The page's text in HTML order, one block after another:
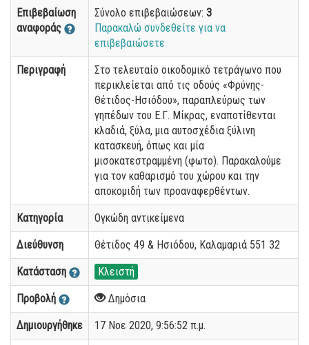
Επιβεβαίωση
αναφοράς
Σύνολο επιβεβαιώσεων: 3
Παρακαλώ συνδεθείτε για να
επιβεβαιώσετε
Περιγραφή
Στο τελευταίο οικοδομικό τετράγωνο που
περικλείεται από τις οδούς «Φρύνης-
Θέτιδος-Ησιόδου», παραπλεύρως των
γηπέδων του Ε.Γ. Μίκρας, εναποτίθενται
κλαδιά, ξύλα, μια αυτοσχέδια ξύλινη
κατασκευή, όπως και μία
μισοκατεστραμμένη (φωτο). Παρακαλούμε
για τον καθαρισμό του χώρου και την
αποκομιδή των προαναφερθέντων.
Κατηγορία Ογκώδη αντικείμενα
Διεύθυνση Θέτιδος 49 & Ησιόδου, Καλαμαριά 551 32
Κατάσταση Κλειστή
Προβολή Δημόσια
Δημιουργήθηκε 17 Νοε 2020, 9:56:52 π.μ.